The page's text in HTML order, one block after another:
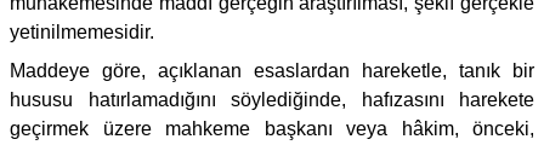
yetinilmemesidir.
Maddeye göre, açıklanan esaslardan hareketle, tanık bir
hususu hatırlamadığını söylediğinde, hafızasını harekete
geçirmek üzere mahkeme başkanı veya hâkim, önceki,